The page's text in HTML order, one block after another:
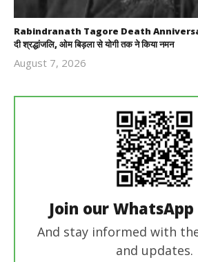
Rabindranath Tagore Death Anniversary :
दी श्रद्धांजलि, ओम बिड़ला से योगी तक ने किया नमन
August 7, 2026
Join our WhatsApp
And stay informed with
and updates.